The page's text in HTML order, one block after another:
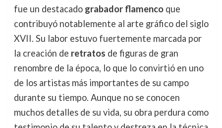
fue un destacado grabador flamencoque
contribuyó notablemente al arte gráfico del siglo
XVII. Su labor estuvo fuertemente marcada por
la creación de retratos de figuras de gran
renombre de la época, lo que lo convirtió en uno
de los artistas más importantes de su campo
durante su tiempo. Aunque no se conocen
muchos detalles de su vida, su obra perdura como